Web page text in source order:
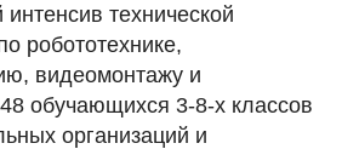
технической
робототехнике,
видеомонтажу и
обучающихся 3-8-х классов
организаций и